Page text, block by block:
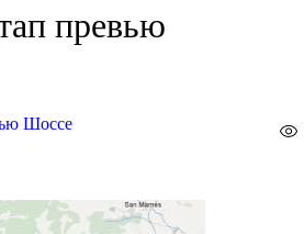
превью
Шоссе